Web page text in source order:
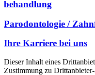
behandlung
Pa­ro­don­to­lo­gie /
Ihre Karriere bei uns
Dieser Inhalt eines
Zustimmung zu